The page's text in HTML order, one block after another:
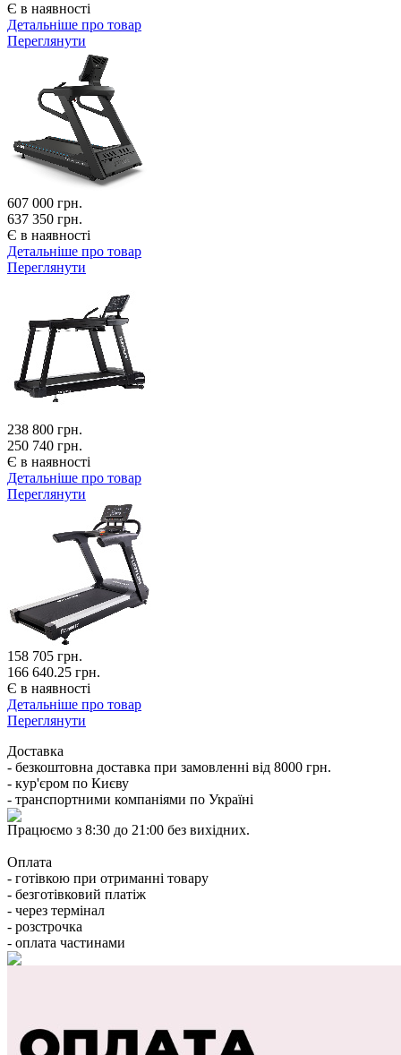
Є в наявності
Детальніше про товар
Переглянути
607 000 грн.
637 350 грн.
Є в наявності
Детальніше про товар
Переглянути
238 800 грн.
250 740 грн.
Є в наявності
Детальніше про товар
Переглянути
158 705 грн.
166 640.25 грн.
Є в наявності
Детальніше про товар
Переглянути
Доставка
- безкоштовна доставка при замовленні від 8000 грн.
- кур'єром по Києву
- транспортними компаніями по Україні
Працюємо з 8:30 до 21:00 без вихідних.
Оплата
- готівкою при отриманні товару
- безготівковий платіж
- через термінал
- розстрочка
- оплата частинами